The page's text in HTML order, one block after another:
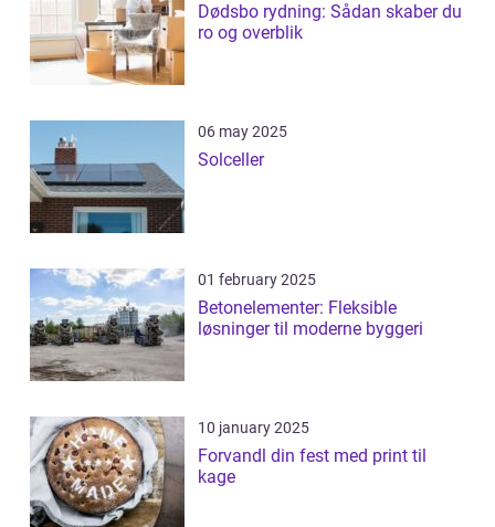
Dødsbo rydning: Sådan skaber du
ro og overblik
06 may 2025
Solceller
01 february 2025
Betonelementer: Fleksible
løsninger til moderne byggeri
10 january 2025
Forvandl din fest med print til
kage